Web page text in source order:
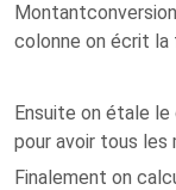
colonne on écrit la
Ensuite on étale
pour avoir tous
Finalement on